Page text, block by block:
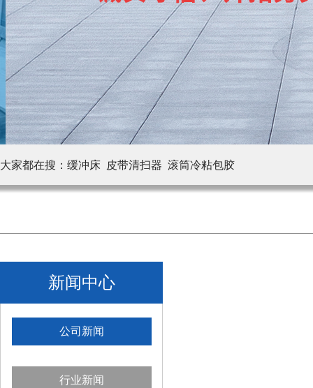
大家都在搜： 缓冲床 皮带清扫器 滚筒冷粘包胶
新闻中心
公司新闻
行业新闻